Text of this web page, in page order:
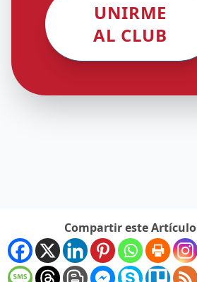
UNIRME
AL CLUB
Compartir este Artículo